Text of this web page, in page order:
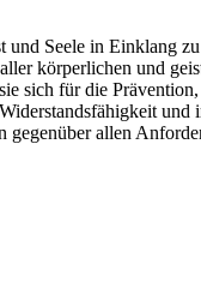
Seele in Einklang
körperlichen und
sich für die
und
allen